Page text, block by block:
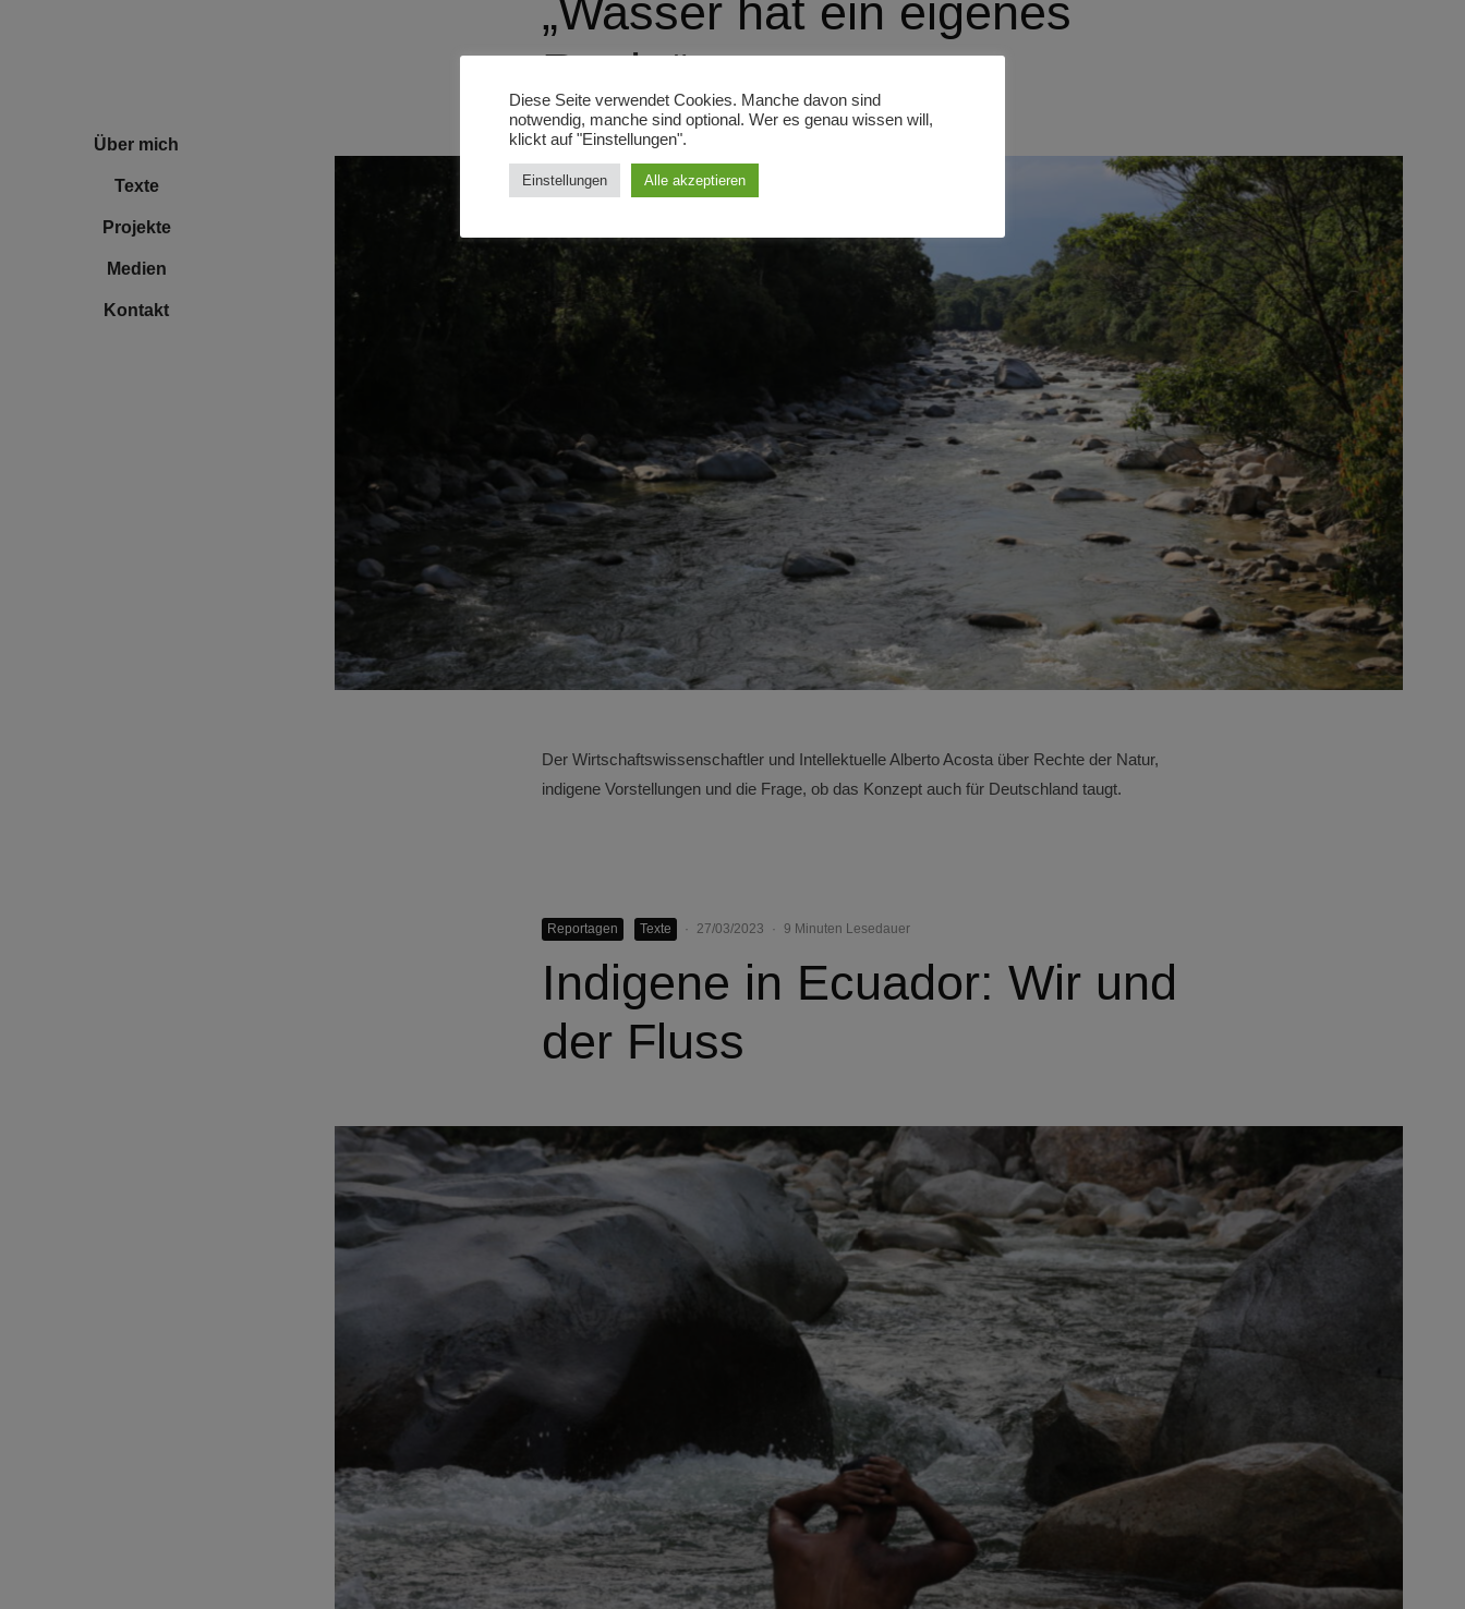
Über mich
Texte
Projekte
Medien
Kontakt
„Wasser hat ein eigenes
Recht“
Der Wirtschaftswissenschaftler und Intellektuelle Alberto Acosta über Rechte der Natur,
indigene Vorstellungen und die Frage, ob das Konzept auch für Deutschland taugt.
Reportagen Texte · 27/03/2023 · 9 Minuten Lesedauer
Indigene in Ecuador: Wir und
der Fluss
Diese Seite verwendet Cookies. Manche davon sind
notwendig, manche sind optional. Wer es genau wissen will,
klickt auf "Einstellungen".
Einstellungen Alle akzeptieren